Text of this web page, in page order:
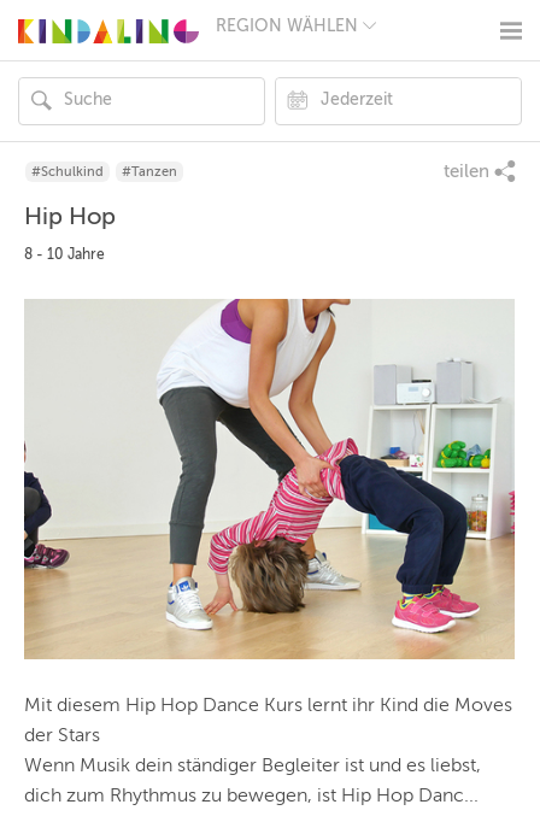
REGION WÄHLEN
MÜNCHEN
HAMBURG
FRANKFURT
KÖLN
NÜRNBERG
WIEN
ZÜRICH
ANDERE
REGIONEN
#Schulkind #Tanzen teilen
Hip Hop
8 - 10 Jahre
Mit diesem Hip Hop Dance Kurs lernt ihr Kind die Moves
der Stars
Wenn Musik dein ständiger Begleiter ist und es liebst,
dich zum Rhythmus zu bewegen, ist Hip Hop Danc...